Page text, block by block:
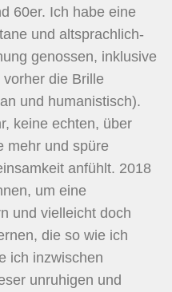
60er. Ich habe eine
und altsprachlich-
genossen, inklusive
die Brille
und humanistisch).
keine echten, über
mehr und spüre
anfühlt. 2018
um eine
und vielleicht doch
die so wie ich
ich inzwischen
unruhigen und